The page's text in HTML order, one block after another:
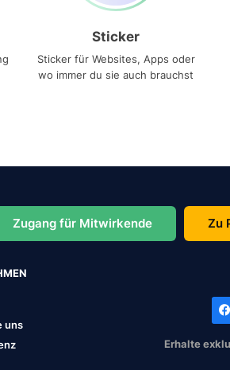
Sticker
Sticker für Websites, Apps oder
wo immer du sie auch brauchst
Zugang für Mitwirkende Zu
uns
Erhalte